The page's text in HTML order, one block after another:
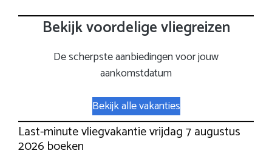
Bekijk voordelige vliegreizen
De scherpste aanbiedingen voor jouw
aankomstdatum
Bekijk alle vakanties
Last-minute vliegvakantie vrijdag 7 augustus
2026 boeken